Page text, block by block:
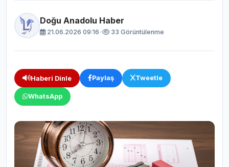
Doğu Anadolu Haber
21.06.2026 09:16• 33 Görüntülenme
Haberi Dinle Paylaş Tweetle
WhatsApp